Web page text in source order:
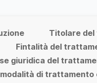
Titolare
Fintalità del
giuridica del
di trattamento